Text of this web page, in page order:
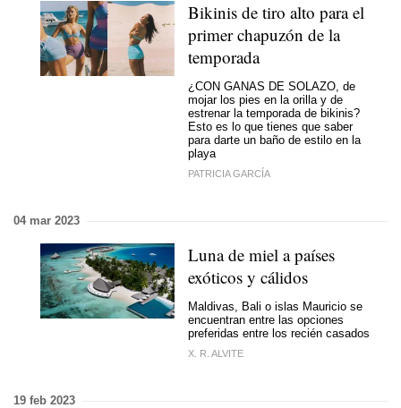
Bikinis de tiro alto para el
primer chapuzón de la
temporada
¿CON GANAS DE SOLAZO, de
mojar los pies en la orilla y de
estrenar la temporada de bikinis?
Esto es lo que tienes que saber
para darte un baño de estilo en la
playa
PATRICIA GARCÍA
04 mar 2023
Luna de miel a países
exóticos y cálidos
Maldivas, Bali o islas Mauricio se
encuentran entre las opciones
preferidas entre los recién casados
X. R. ALVITE
19 feb 2023